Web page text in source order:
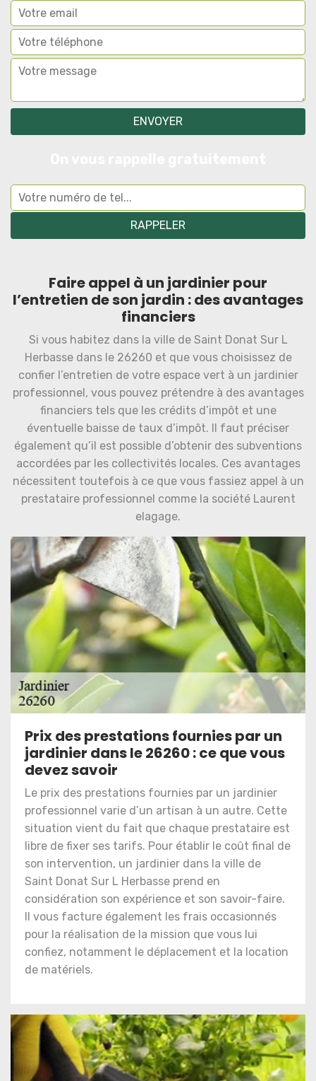
Faire appel à un jardinier pour
l’entretien de son jardin : des avantages
financiers
Si vous habitez dans la ville de Saint Donat Sur L
Herbasse dans le 26260 et que vous choisissez de
confier l’entretien de votre espace vert à un jardinier
professionnel, vous pouvez prétendre à des avantages
financiers tels que les crédits d’impôt et une
éventuelle baisse de taux d’impôt. Il faut préciser
également qu’il est possible d’obtenir des subventions
accordées par les collectivités locales. Ces avantages
nécessitent toutefois à ce que vous fassiez appel à un
prestataire professionnel comme la société Laurent
elagage.
Prix des prestations fournies par un
jardinier dans le 26260 : ce que vous
devez savoir
Le prix des prestations fournies par un jardinier
professionnel varie d’un artisan à un autre. Cette
situation vient du fait que chaque prestataire est
libre de fixer ses tarifs. Pour établir le coût final de
son intervention, un jardinier dans la ville de
Saint Donat Sur L Herbasse prend en
considération son expérience et son savoir-faire.
Il vous facture également les frais occasionnés
pour la réalisation de la mission que vous lui
confiez, notamment le déplacement et la location
de matériels.